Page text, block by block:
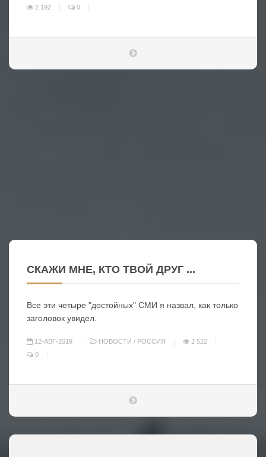
2 192
0
СКАЖИ МНЕ, КТО ТВОЙ ДРУГ ...
Все эти четыре "достойных" СМИ я назвал, как только
заголовок увидел.
12-АВГ-2019 НОВОСТИ / РОССИЯ
2 522
0